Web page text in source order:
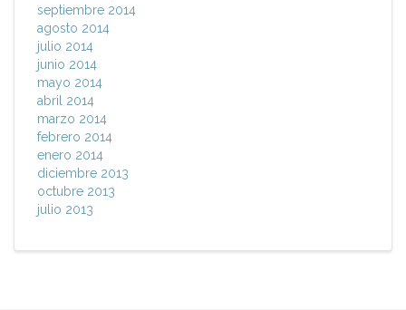
septiembre 2014
agosto 2014
julio 2014
junio 2014
mayo 2014
abril 2014
marzo 2014
febrero 2014
enero 2014
diciembre 2013
octubre 2013
julio 2013